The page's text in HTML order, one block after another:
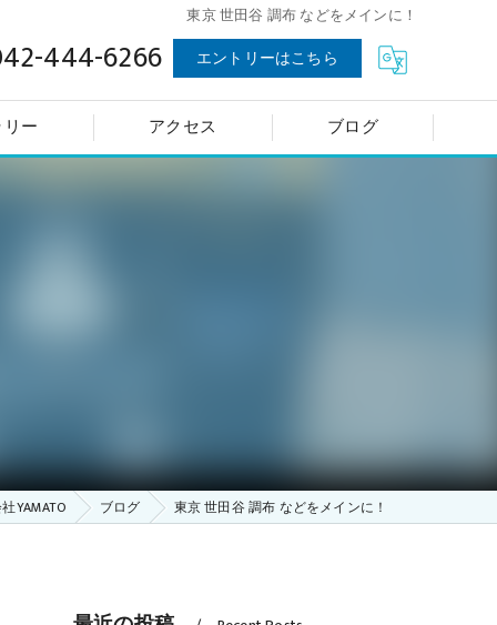
東京 世田谷 調布 などをメインに！
444-6266 エントリーはこちら
ー アクセス ブログ
YAMATO ブログ 東京 世田谷 調布 などをメインに！